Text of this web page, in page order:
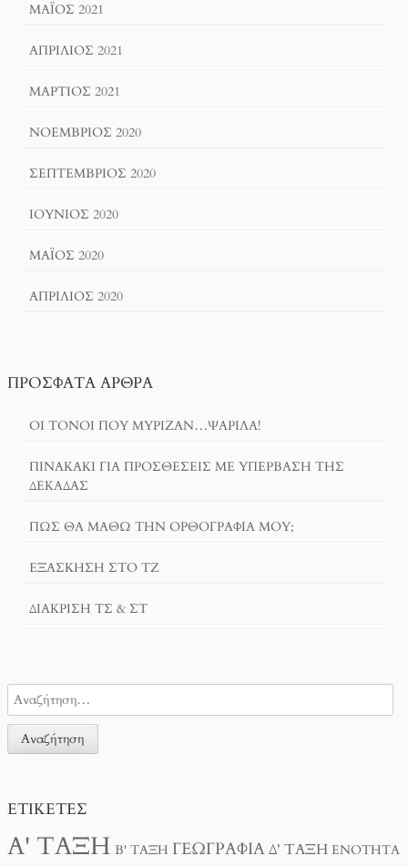
ΜΆΙΟΣ 2021
ΑΠΡΊΛΙΟΣ 2021
ΜΆΡΤΙΟΣ 2021
ΝΟΈΜΒΡΙΟΣ 2020
ΣΕΠΤΈΜΒΡΙΟΣ 2020
ΙΟΎΝΙΟΣ 2020
ΜΆΙΟΣ 2020
ΑΠΡΊΛΙΟΣ 2020
ΠΡΌΣΦΑΤΑ ΆΡΘΡΑ
ΟΙ ΤΌΝΟΙ ΠΟΥ ΜΎΡΙΖΑΝ…ΨΑΡΊΛΑ!
ΠΙΝΑΚΆΚΙ ΓΙΑ ΠΡΟΣΘΈΣΕΙΣ ΜΕ ΥΠΈΡΒΑΣΗ ΤΗΣ
ΔΕΚΆΔΑΣ
ΠΏΣ ΘΑ ΜΆΘΩ ΤΗΝ ΟΡΘΟΓΡΑΦΊΑ ΜΟΥ;
ΕΞΆΣΚΗΣΗ ΣΤΟ ΤΖ
ΔΙΆΚΡΙΣΗ ΤΣ & ΣΤ
ΕΤΙΚΈΤΕΣ
Α' ΤΆΞΗ Β' ΤΆΞΗ ΓΕΩΓΡΑΦΊΑΔ' ΤΆΞΗ ΕΝΌΤΗΤΑ